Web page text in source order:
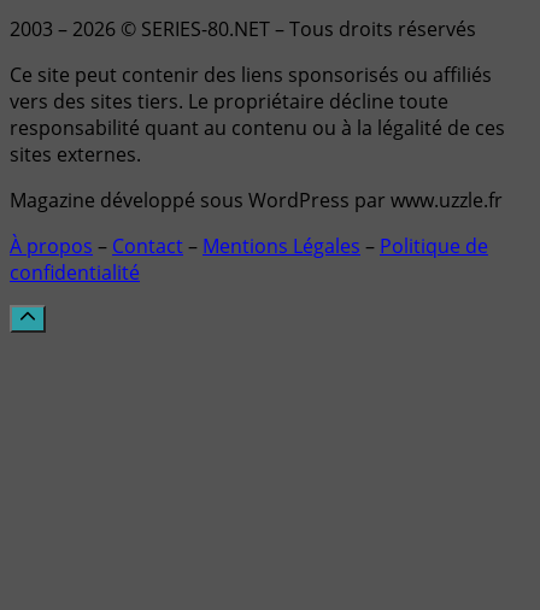
2003 – 2026 © SERIES-80.NET – Tous droits réservés
Ce site peut contenir des liens sponsorisés ou affiliés
vers des sites tiers. Le propriétaire décline toute
responsabilité quant au contenu ou à la légalité de ces
sites externes.
Magazine développé sous WordPress par www.uzzle.fr
À propos – Contact– Mentions Légales – Politique de
confidentialité